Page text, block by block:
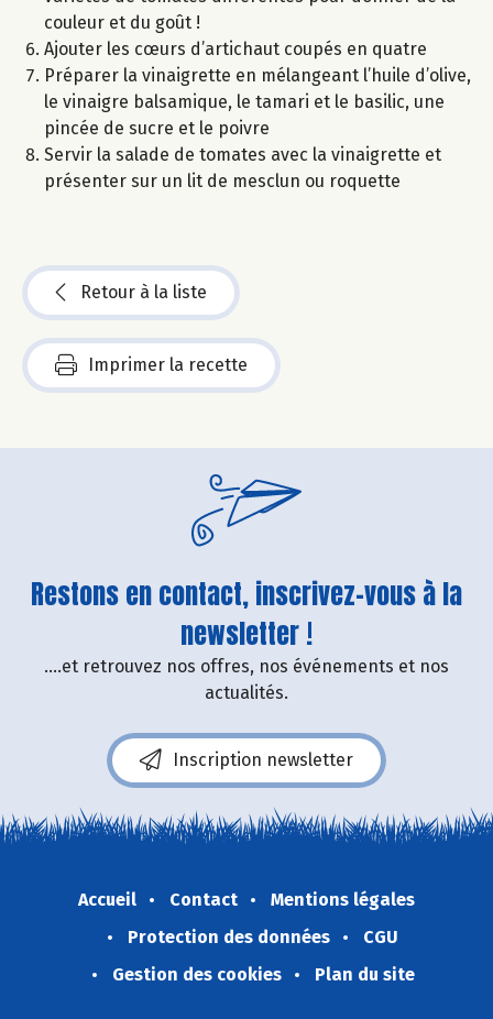
couleur et du goût !
Ajouter les cœurs d’artichaut coupés en quatre
Préparer la vinaigrette en mélangeant l’huile d’olive,
le vinaigre balsamique, le tamari et le basilic, une
pincée de sucre et le poivre
Servir la salade de tomates avec la vinaigrette et
présenter sur un lit de mesclun ou roquette
Retour à la liste
Imprimer la recette
Restons en contact, inscrivez-vous à la
newsletter !
....et retrouvez nos offres, nos événements et nos
actualités.
Inscription newsletter
Accueil Contact
Mentions légales
Protection des données
CGU
Gestion des cookies
Plan du site